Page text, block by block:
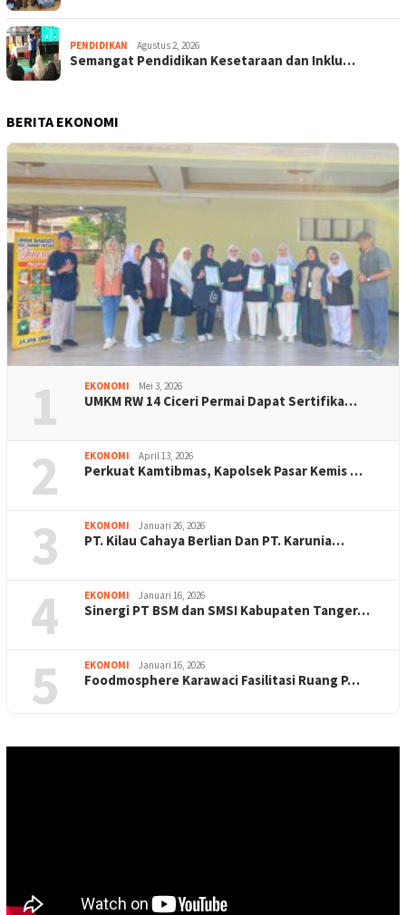
PENDIDIKAN Agustus 2, 2026
Semangat Pendidikan Kesetaraan dan Inklu…
BERITA EKONOMI
1 EKONOMI Mei 3, 2026
UMKM RW 14 Ciceri Permai Dapat Sertifika…
2 EKONOMI April 13, 2026
Perkuat Kamtibmas, Kapolsek Pasar Kemis …
3 EKONOMI Januari 26, 2026
PT. Kilau Cahaya Berlian Dan PT. Karunia…
4 EKONOMI Januari 16, 2026
Sinergi PT BSM dan SMSI Kabupaten Tanger…
5 EKONOMI Januari 16, 2026
Foodmosphere Karawaci Fasilitasi Ruang P…